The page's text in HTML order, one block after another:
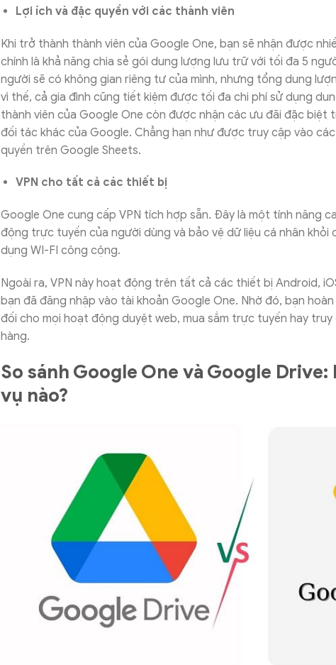
Lợi ích và đặc quyền với các thành viên
Khi trở thành thành viên của Google One, bạn sẽ nhận được
chính là khả năng chia sẻ gói dung lượng lưu trữ với tối đa 5
người sẽ có không gian riêng tư của mình, nhưng tổng dung
vì thế, cả gia đình cũng tiết kiệm được tối đa chi phí sử dụng
thành viên của Google One còn được nhận các ưu đãi đặc biệt
đối tác khác của Google. Chẳng hạn như được truy cập vào
quyền trên Google Sheets.
VPN cho tất cả các thiết bị
Google One cung cấp VPN tích hợp sẵn. Đây là một tính năng
động trực tuyến của người dùng và bảo vệ dữ liệu cá nhân khỏi
dụng WI-FI công cộng.
Ngoài ra, VPN này hoạt động trên tất cả các thiết bị Android,
bạn đã đăng nhập vào tài khoản Google One. Nhờ đó, bạn
đối cho mọi hoạt động duyệt web, mua sắm trực tuyến hay truy
hàng.
So sánh Google One và Google
vụ nào?